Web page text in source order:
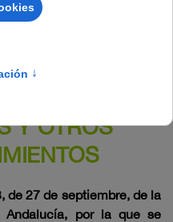
Y OTROS
de 27 de septiembre, de la
Andalucía, por la que se